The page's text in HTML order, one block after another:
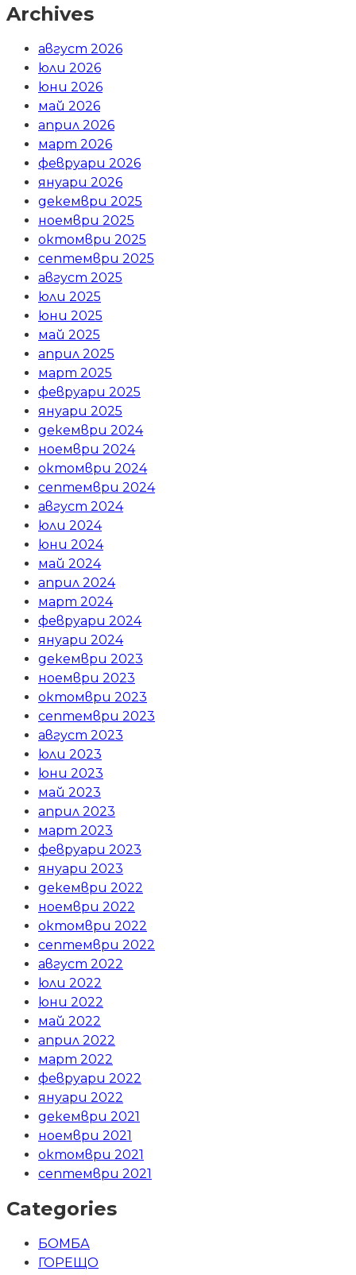
Archives
август 2026
юли 2026
юни 2026
май 2026
април 2026
март 2026
февруари 2026
януари 2026
декември 2025
ноември 2025
октомври 2025
септември 2025
август 2025
юли 2025
юни 2025
май 2025
април 2025
март 2025
февруари 2025
януари 2025
декември 2024
ноември 2024
октомври 2024
септември 2024
август 2024
юли 2024
юни 2024
май 2024
април 2024
март 2024
февруари 2024
януари 2024
декември 2023
ноември 2023
октомври 2023
септември 2023
август 2023
юли 2023
юни 2023
май 2023
април 2023
март 2023
февруари 2023
януари 2023
декември 2022
ноември 2022
октомври 2022
септември 2022
август 2022
юли 2022
юни 2022
май 2022
април 2022
март 2022
февруари 2022
януари 2022
декември 2021
ноември 2021
октомври 2021
септември 2021
Categories
БОМБА
ГОРЕЩО